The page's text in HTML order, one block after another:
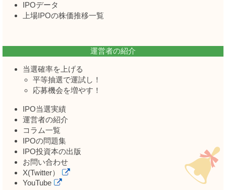
IPOデータ
上場IPOの株価推移一覧
運営者の紹介
当選確率を上げる
平等抽選で運試し！
応募機会を増やす！
IPO当選実績
運営者の紹介
コラム一覧
IPOの問題集
IPO投資本の出版
お問い合わせ
X(Twitter）
YouTube